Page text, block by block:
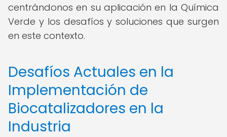
centrándonos en su aplicación en la Química
Verde y los desafíos y soluciones que surgen
en este contexto.
Desafíos Actuales en la
Implementación de
Biocatalizadores en la
Industria